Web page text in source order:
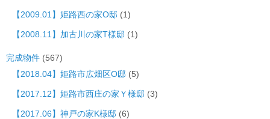
【2009.01】姫路西の家O邸 (1)
【2008.11】加古川の家T様邸 (1)
完成物件 (567)
【2018.04】姫路市広畑区O邸 (5)
【2017.12】姫路市西庄の家Ｙ様邸 (3)
【2017.06】神戸の家K様邸 (6)